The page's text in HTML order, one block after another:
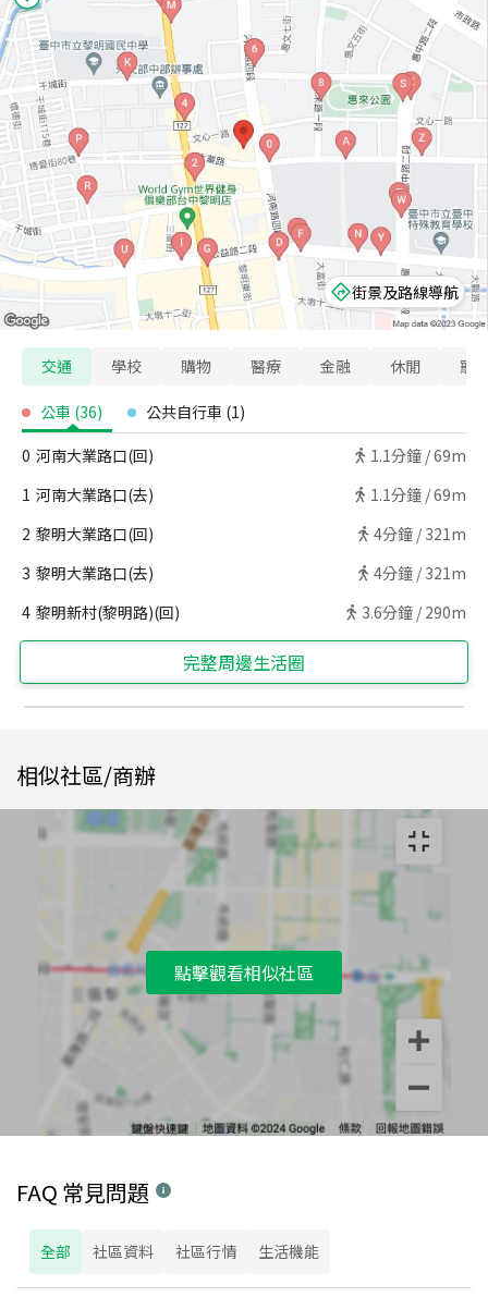
街景及路線導航
交通 學校 購物 醫療 金融 休閒 寵
公車 (36) 公共自行車 (1)
0 河南大業路口(回) 1.1分鐘 /69m
1 河南大業路口(去) 1.1分鐘 /69m
2 黎明大業路口(回) 4分鐘 / 321m
3 黎明大業路口(去) 4分鐘 / 321m
4 黎明新村(黎明路)(回) 3.6分鐘 / 290m
完整周邊生活圈
相似社區/商辦
點擊觀看相似社區
FAQ 常見問題
全部 社區資料 社區行情 生活機能